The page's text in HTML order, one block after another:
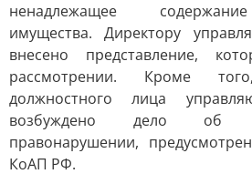
ненадлежащее
имущества. Директору
внесено представление,
рассмотрении. Кроме
должностного лица
возбуждено дело об
правонарушении,
КоАП РФ.